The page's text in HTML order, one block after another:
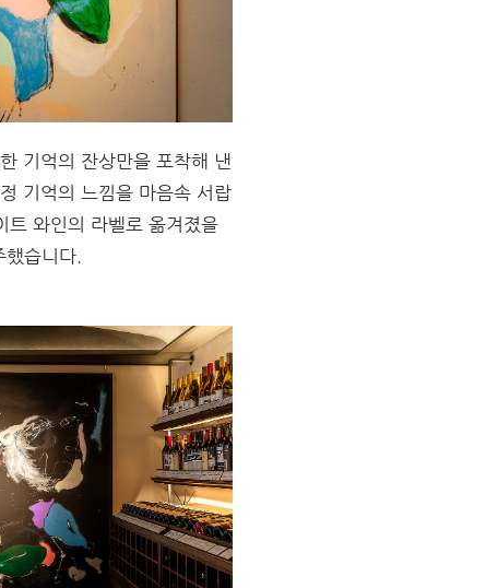
기억의 잔상만을 포착해 낸
기억의 느낌을 마음속 서랍
와인의 라벨로 옮겨졌을
했습니다.